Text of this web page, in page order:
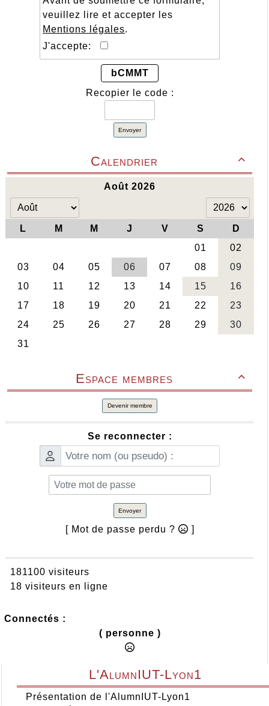
veuillez lire et accepter les
Mentions légales.
J'accepte:
bCMMT
Recopier le code :
Envoyer

Calendrier

Espace membres
Devenir membre
Se reconnecter :
Envoyer
[ Mot de passe perdu ? ]
181100 visiteurs
18 visiteurs en ligne
Connectés :
( personne )
L'AlumnIUT-Lyon1
Présentation de l'AlumnIUT-Lyon1